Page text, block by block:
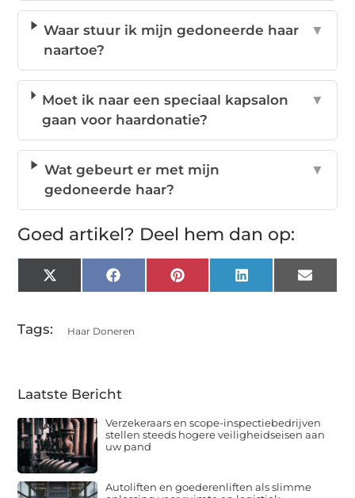
Waar stuur ik mijn gedoneerde haar
naartoe?
▼
Moet ik naar een speciaal kapsalon
gaan voor haardonatie?
▼
Wat gebeurt er met mijn
gedoneerde haar?
▼
Goed artikel? Deel hem dan op:
X
(Twitter)
FacebookPinterestLinkedInEmail
Tags: Haar Doneren
Laatste Bericht
Verzekeraars en scope-inspectiebedrijven
stellen steeds hogere veiligheidseisen aan
uw pand
Autoliften en goederenliften als slimme